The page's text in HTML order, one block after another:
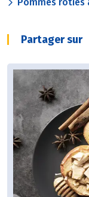
Partager sur